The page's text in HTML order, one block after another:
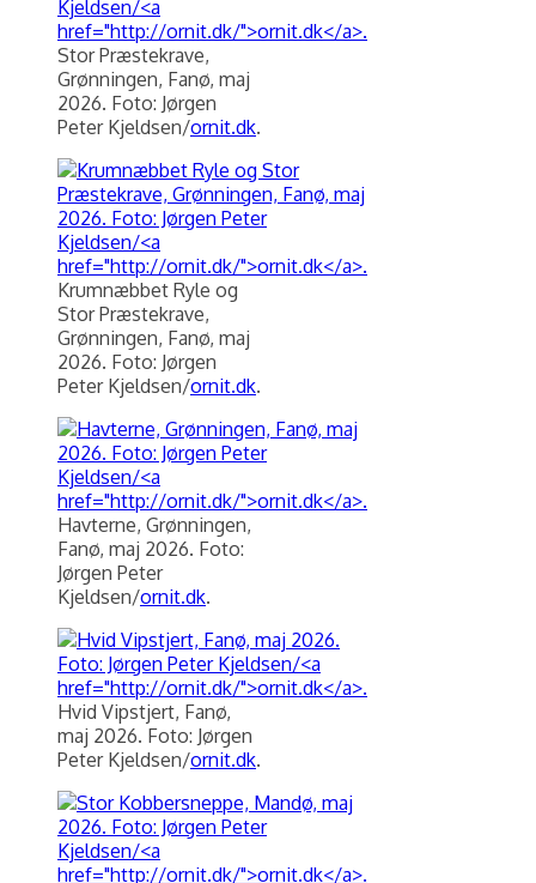
Stor Præstekrave,
Grønningen, Fanø, maj
2026. Foto: Jørgen
Peter Kjeldsen/ornit.dk.
Krumnæbbet Ryle og
Stor Præstekrave,
Grønningen, Fanø, maj
2026. Foto: Jørgen
Peter Kjeldsen/ornit.dk.
Havterne, Grønningen,
Fanø, maj 2026. Foto:
Jørgen Peter
Kjeldsen/ornit.dk.
Hvid Vipstjert, Fanø,
maj 2026. Foto: Jørgen
Peter Kjeldsen/ornit.dk.